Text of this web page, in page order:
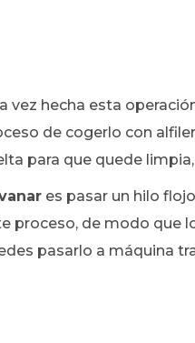
vez hecha esta
de cogerlo con
para que quede
es pasar un hilo
proceso, de modo que
pasarlo a máquina